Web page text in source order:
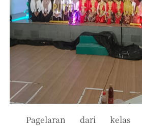
Pagelaran dari kelas